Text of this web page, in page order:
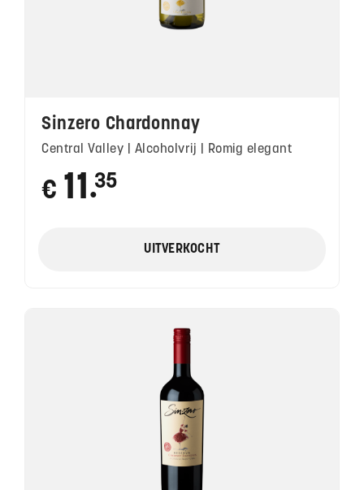
Sinzero Chardonnay
Central Valley | Alcoholvrij | Romig elegant
€ 11 ●
35
UITVERKOCHT